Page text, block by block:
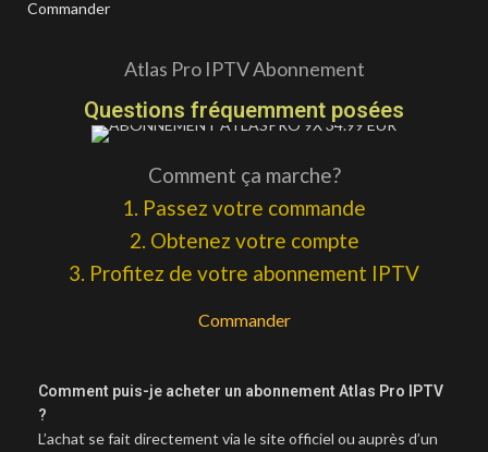
Commander
Atlas Pro IPTV Abonnement
Questions fréquemment posées
Comment ça marche?
1. Passez votre commande
2. Obtenez votre compte
3. Profitez de votre abonnement IPTV
Commander
Comment puis-je acheter un abonnement Atlas Pro IPTV
?
L’achat se fait directement via le site officiel ou auprès d’un